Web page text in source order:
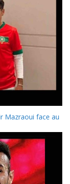
Mazraoui face au